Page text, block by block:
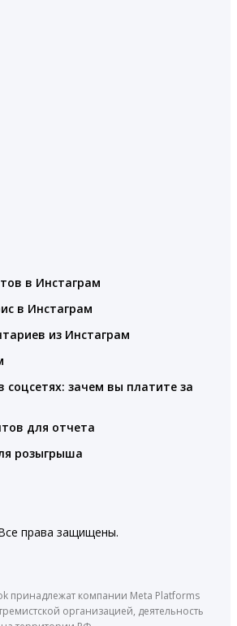
в Инстаграм
в Инстаграм
из Инстаграм
соцсетях: зачем вы платите за
для отчета
розыгрыша
права защищены.
принадлежат компании Meta Platforms
организацией, деятельность